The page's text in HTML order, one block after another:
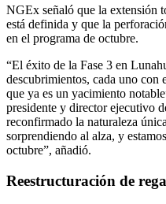
NGEx señaló que la extensión
está definida y que la
en el programa de octubre.
“El éxito de la Fase 3 en
descubrimientos, cada uno con
que ya es un yacimiento
presidente y director ejecutivo
reconfirmado la naturaleza
sorprendiendo al alza, y
octubre”, añadió.
Reestructuración de